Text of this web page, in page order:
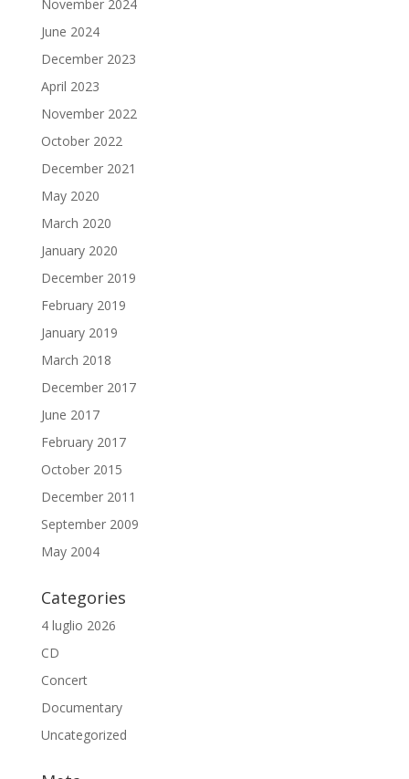
November 2024
June 2024
December 2023
April 2023
November 2022
October 2022
December 2021
May 2020
March 2020
January 2020
December 2019
February 2019
January 2019
March 2018
December 2017
June 2017
February 2017
October 2015
December 2011
September 2009
May 2004
Categories
4 luglio 2026
CD
Concert
Documentary
Uncategorized